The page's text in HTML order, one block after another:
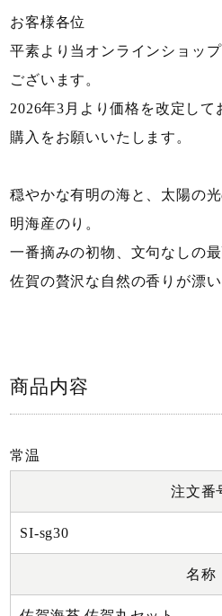
お客様各位
平素より当オンラインショッ
ございます。
2026年3月より価格を改定し
購入をお願いいたします。
穏やかな有明の海と、太陽の
明海産のり。
一番摘みの初物、文句なしの最
佐賀の贅沢な自然の香りが漂い
商品内容
常温
注文番
SI-sg30
名称